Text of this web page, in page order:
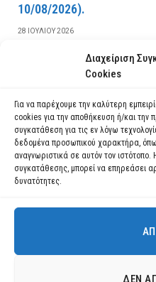
Διαχείριση
Cookies
Για να παρέχουμε την καλύτερη
cookies για την αποθήκευση ή/και
συγκατάθεση για τις εν λόγω
δεδομένα προσωπικού χαρακτήρα,
αναγνωριστικά σε αυτόν τον
συγκατάθεσης, μπορεί να επηρεάσει
δυνατότητες.
ΔΕΝ
10/08/2026).
28 ΙΟΥΛΊΟΥ 2026
ΔΙΑΒΆΣΤΕ ΠΕΡΙΣΣΌΤΕΡΑ
Χρησιμοποιούμε cookies για να
πλοήγησης στον ιστότοπό μας.